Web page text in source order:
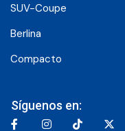
SUV-Coupe
Berlina
Compacto
Síguenos en: